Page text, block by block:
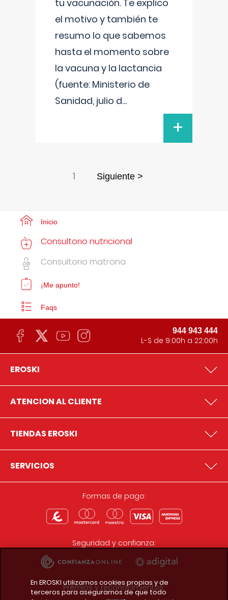
tu vacunación. Te explico
el motivo y también te
resumo lo que sabemos
hasta el momento sobre
la vacuna y la lactancia
(fuente: Ministerio de
Sanidad, julio d...
+
1 Siguiente >
Inicio
Consultorio nutricional
Consultorio matrona
¡Me apunto!
Faqs
944 943 444
L-S de 9:00h a 22:00h
EROSKI
ATENCION AL CLIENTE
TIENDAS EROSKI
SERVICIOS
Formas de pago:
Seguridad y confianza:
Premios y reconocimientos:
En EROSKI utilizamos cookies propias y de
terceros para asegurarnos de que todo